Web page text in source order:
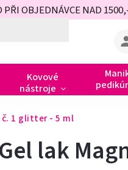
OBJEDNÁVCE NAD
Kovové
nástroje
č. 1 glitter - 5 ml
lak